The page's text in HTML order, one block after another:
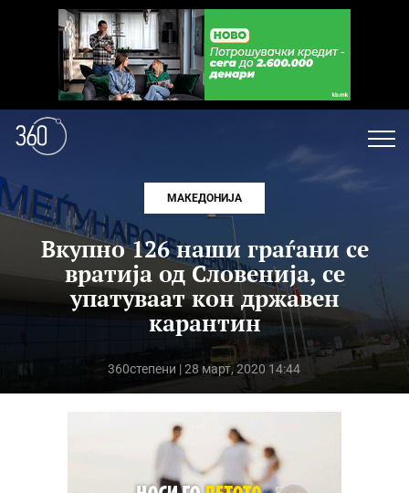
МАКЕДОНИЈА
Вкупно 126 наши граѓани се
вратија од Словенија, се
упатуваат кон државен
карантин
360степени | 28 март, 2020 14:44